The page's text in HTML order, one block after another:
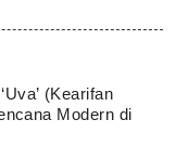
(Kearifan
Modern di